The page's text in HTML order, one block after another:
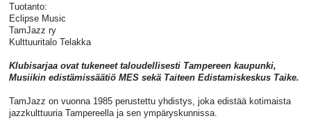
Tuotanto:
Eclipse Music
TamJazz ry
Kulttuuritalo Telakka
Klubisarjaa ovat tukeneet taloudellisesti Tampereen kaupunki,
Musiikin edistämissäätiö MES sekä Taiteen Edistamiskeskus Taike.
TamJazz on vuonna 1985 perustettu yhdistys, joka edistää kotimaista
jazzkulttuuria Tampereella ja sen ympäryskunnissa.